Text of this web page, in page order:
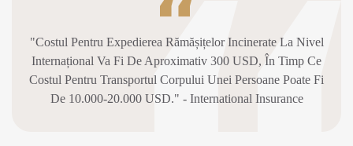
"Costul Pentru Expedierea Rămășițelor Incinerate La Nivel
Internațional Va Fi De Aproximativ 300 USD, În Timp Ce
Costul Pentru Transportul Corpului Unei Persoane Poate Fi
De 10.000-20.000 USD." - International Insurance